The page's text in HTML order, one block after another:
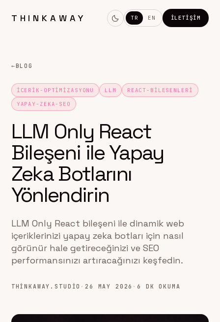
THINKAWAY TR EN İLETIŞIM
←BLOG
ICERIK-OPTIMIZASYONU LLM
REACT-BILESENLERI
YAPAY-ZEKA-SEO
LLM Only React
Bileşeni ile Yapay
Zeka Botlarını
Yönlendirin
LLM Only React bileşeni ile dinamik web
içeriklerinizi yapay zeka botları için nasıl
görünür hale getireceğinizi ve SEO
performansınızı artıracağınızı keşfedin.
THINKAWAY.STUDIO ·26 MAY 2026 ·6 DK OKUMA